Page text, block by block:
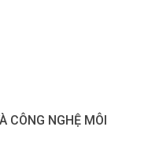
CÔNG NGHỆ MÔI